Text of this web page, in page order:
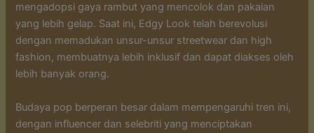
mengadopsi gaya rambut yang mencolok dan pakaian
yang lebih gelap. Saat ini, Edgy Look telah berevolusi
dengan memadukan unsur-unsur streetwear dan high
fashion, membuatnya lebih inklusif dan dapat diakses oleh
lebih banyak orang.
Budaya pop berperan besar dalam mempengaruhi tren ini,
dengan influencer dan selebriti yang menciptakan